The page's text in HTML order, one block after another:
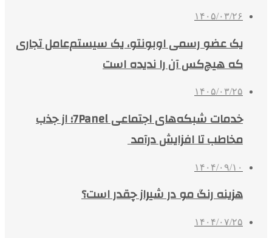
۱۴۰۵/۰۳/۲۶
یک عضو رسمی اوبونتو، یک سیستم‌عامل تجاری
که هیچ‌کس آن را ندیده است
۱۴۰۵/۰۳/۲۵
خدمات شبکه‌های اجتماعی 7Panel؛ از جذب
مخاطب تا افزایش درآمد
۱۴۰۴/۰۹/۱۰
هزینه رنگ مو در شیراز چقدر است؟
۱۴۰۴/۰۷/۲۵